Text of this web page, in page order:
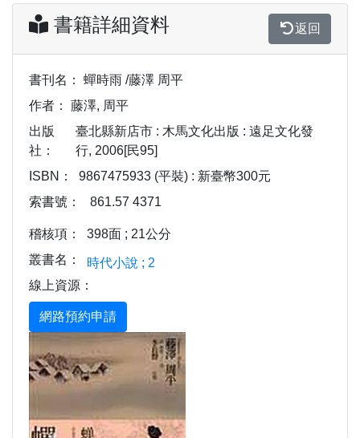
書籍詳細資料 返回
書刊名：
蟬時雨 /藤澤 周平
作者：
藤澤, 周平
出版
社：
臺北縣新店市 : 木馬文化出版 : 遠足文化發
行, 2006[民95]
ISBN：
9867475933 (平裝) : 新臺幣300元
索書號：
861.57 4371
稽核項：
398面 ; 21公分
叢書名：
時代小說 ; 2
線上資源：